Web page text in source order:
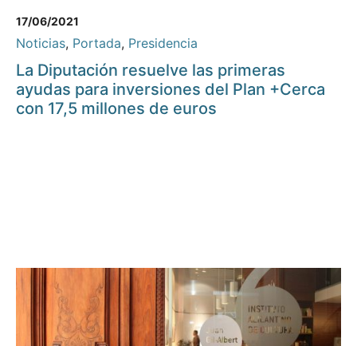
17/06/2021
Noticias, Portada, Presidencia
La Diputación resuelve las primeras
ayudas para inversiones del Plan +Cerca
con 17,5 millones de euros